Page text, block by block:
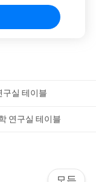
구실 테이블
연구실 테이블